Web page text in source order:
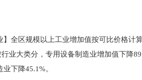
区规模以上工业增加值按可比价格计算
行业大类分，专用设备制造业增加值下降
下降45.1%。